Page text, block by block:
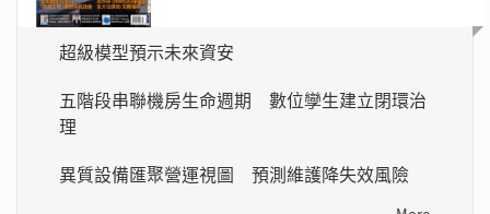
超級模型預示未來資安
五階段串聯機房生命週期 數位孿生建立閉環治
理
異質設備匯聚營運視圖 預測維護降失效風險